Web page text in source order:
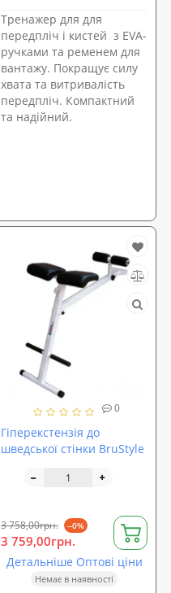
Тренажер для для
передпліч і кистей з EVA-
ручками та ременем для
вантажу. Покращує силу
хвата та витривалість
передпліч. Компактний
та надійний.
0
Гіперекстензія до
шведської стінки BruStyle
3 758,00грн. --0%
3 759,00грн.
Детальніше Оптові ціни
Немає в наявності